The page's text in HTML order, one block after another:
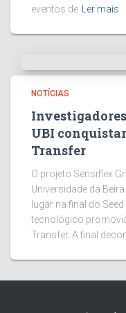
eventos de
Ler mais
NOTÍCIAS
UBI
Transfer
O projeto Sensiflex
Universidade da
lugar na final do
tecnológico
Transfer. A final